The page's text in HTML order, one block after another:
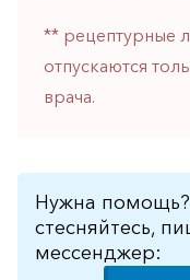
** рецептурные
отпускаются
врача.
Нужна
стесняйтесь,
мессенджер: